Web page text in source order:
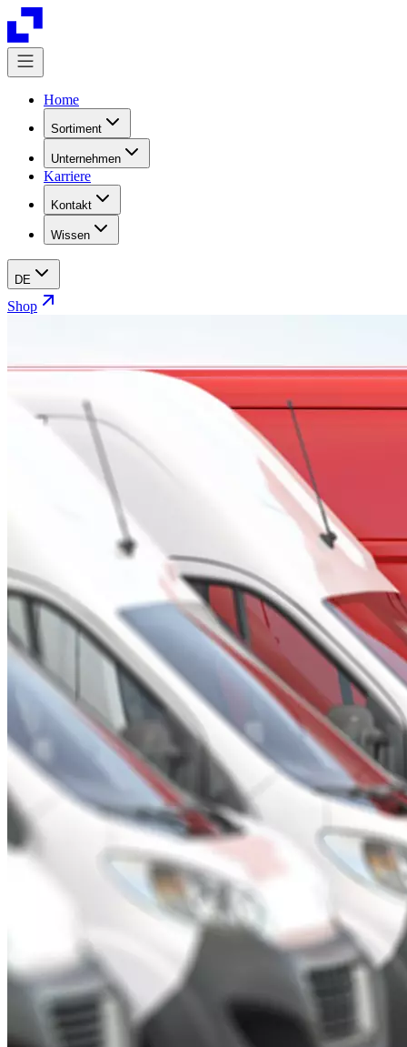
Home
Sortiment
Unternehmen
Karriere
Kontakt
Wissen
DE
Shop